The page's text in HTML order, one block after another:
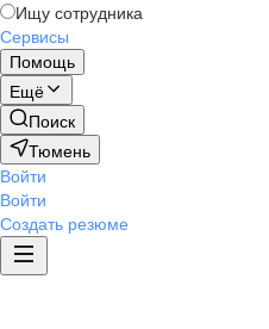
Ищу сотрудника
Сервисы
Помощь
Ещё
Поиск
Тюмень
Войти
Войти
Создать резюме